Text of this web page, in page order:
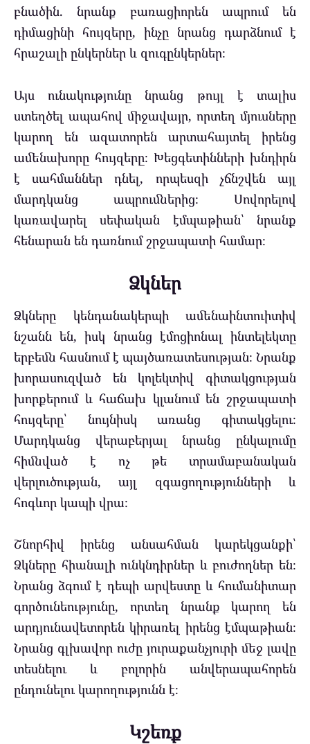
բնածին. նրանք բառացիորեն ապրում են
դիմացինի հույզերը, ինչը նրանց դարձնում է
հրաշալի ընկերներ և զուգընկերներ։
Այս ունակությունը նրանց թույլ է տալիս
ստեղծել ապահով միջավայր, որտեղ մյուսները
կարող են ազատորեն արտահայտել իրենց
ամենախորը հույզերը։ Խեցգետինների խնդիրն
է սահմաններ դնել, որպեսզի չճնշվեն այլ
մարդկանց ապրումներից։ Սովորելով
կառավարել սեփական էմպաթիան՝ նրանք
հենարան են դառնում շրջապատի համար։
Ձկներ
Ձկները կենդանակերպի ամենաինտուիտիվ
նշանն են, իսկ նրանց էմոցիոնալ ինտելեկտը
երբեմն հասնում է պայծառատեսության։ Նրանք
խորասուզված են կոլեկտիվ գիտակցության
խորքերում և հաճախ կլանում են շրջապատի
հույզերը՝ նույնիսկ առանց գիտակցելու։
Մարդկանց վերաբերյալ նրանց ընկալումը
հիմնված է ոչ թե տրամաբանական
վերլուծության, այլ զգացողությունների և
հոգևոր կապի վրա։
Շնորհիվ իրենց անսահման կարեկցանքի՝
Ձկները հիանալի ունկնդիրներ և բուժողներ են։
Նրանց ձգում է դեպի արվեստը և հումանիտար
գործունեությունը, որտեղ նրանք կարող են
արդյունավետորեն կիրառել իրենց էմպաթիան։
Նրանց գլխավոր ուժը յուրաքանչյուրի մեջ լավը
տեսնելու և բոլորին անվերապահորեն
ընդունելու կարողությունն է։
Կշեռք